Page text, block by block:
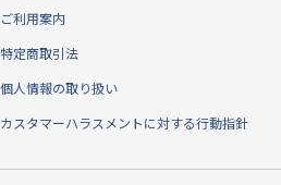
ご利用案内
特定商取引法
個人情報の取り扱い
カスタマーハラスメントに対する行動指針